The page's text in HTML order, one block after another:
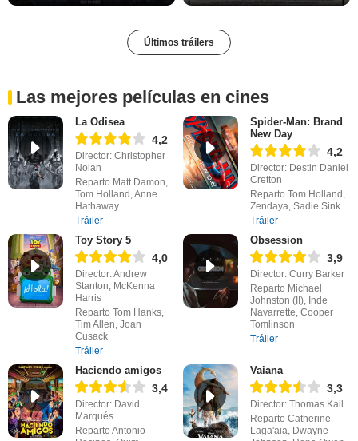
Últimos tráilers
Las mejores películas en cines
La Odisea
4,2
Director: Christopher
Nolan
Reparto Matt Damon,
Tom Holland, Anne
Hathaway
Tráiler
Spider-Man: Brand
New Day
4,2
Director: Destin Daniel
Cretton
Reparto Tom Holland,
Zendaya, Sadie Sink
Tráiler
Toy Story 5
4,0
Director: Andrew
Stanton, McKenna
Harris
Reparto Tom Hanks,
Tim Allen, Joan
Cusack
Tráiler
Obsession
3,9
Director: Curry Barker
Reparto Michael
Johnston (II), Inde
Navarrette, Cooper
Tomlinson
Tráiler
Haciendo amigos
3,4
Director: David
Marqués
Reparto Antonio
Vaiana
3,3
Director: Thomas Kail
Reparto Catherine
Laga'aia, Dwayne